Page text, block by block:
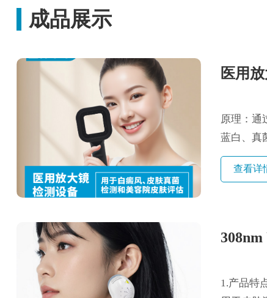
成品展示
医用
原理：通
蓝白、真
期白癜风
查看详
1.产品特